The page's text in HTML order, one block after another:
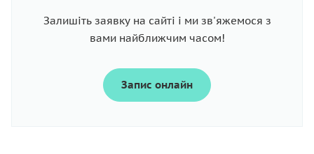
Залишіть заявку на сайті і ми зв'яжемося з
вами найближчим часом!
Запис онлайн